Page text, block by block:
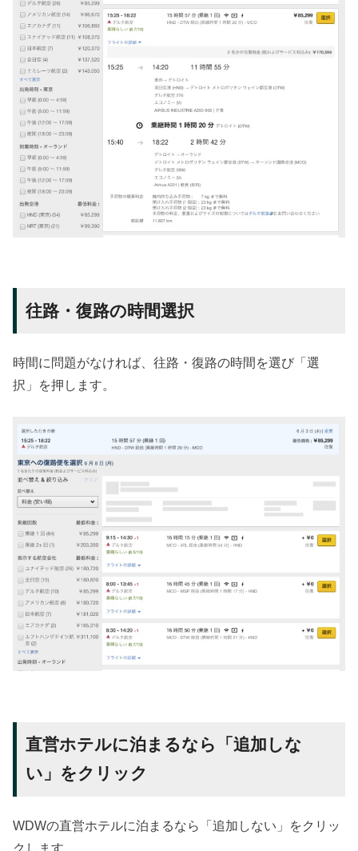
往路・復路の時間選択
時間に問題がなければ、往路・復路の時間を選び「選
択」を押します。
直営ホテルに泊まるなら「追加しな
い」をクリック
WDWの直営ホテルに泊まるなら「追加しない」をクリッ
クします。